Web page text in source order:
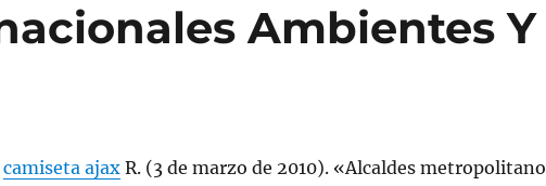
Ambientes Y
camiseta ajaxR. (3 de marzo de 2010). «Alcaldes